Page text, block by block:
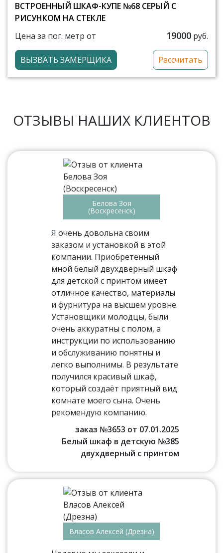
ВСТРОЕННЫЙ ШКАФ-КУПЕ №68 СЕРЫЙ С
РИСУНКОМ НА СТЕКЛЕ
Цена за пог. метр от
19000 руб.
ВЫЗВАТЬ ЗАМЕРЩИКА Рассчитать
ОТЗЫВЫ НАШИХ КЛИЕНТОВ
Белова Зоя
(Воскресенск)
Я очень довольна своим
заказом и установкой в этой
компании. Приобретенный
мной белый двухдверный шкаф
для детской с принтом имеет
отличное качество, материалы
и фурнитура на высшем уровне.
Установщики молодцы, были
очень аккуратны с полом, а
инструкции по использованию
и обслуживанию понятны и
легко выполнимы. В результате
получился красивый шкаф,
который создаёт приятный вид
комнате моего сына. Очень
рекомендую компанию.
заказ №3653 от 07.01.2025
Белый шкаф в детскую №385
двухдверный с принтом
Власов Алексей (Дрезна)